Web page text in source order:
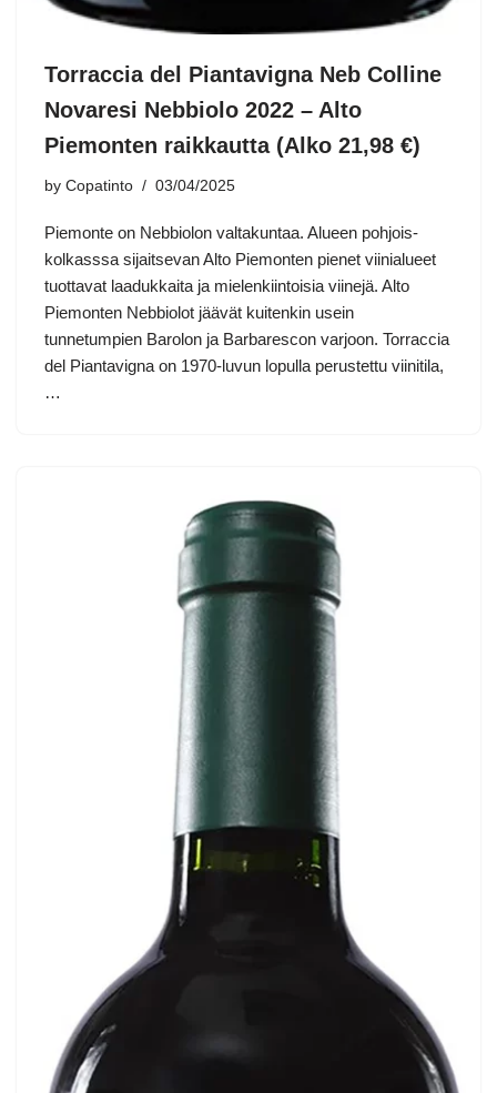
Torraccia del Piantavigna Neb Colline
Novaresi Nebbiolo 2022 – Alto
Piemonten raikkautta (Alko 21,98 €)
by Copatinto 03/04/2025
Piemonte on Nebbiolon valtakuntaa. Alueen pohjois-
kolkasssa sijaitsevan Alto Piemonten pienet viinialueet
tuottavat laadukkaita ja mielenkiintoisia viinejä. Alto
Piemonten Nebbiolot jäävät kuitenkin usein
tunnetumpien Barolon ja Barbarescon varjoon. Torraccia
del Piantavigna on 1970-luvun lopulla perustettu viinitila,
…